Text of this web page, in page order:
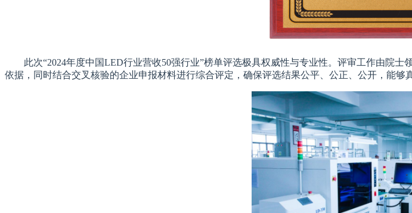
此次“2024年度中国LED行业营收50强行业”榜单评选极具权威性与专业性。评审工作由院
依据，同时结合交叉核验的企业申报材料进行综合评定，确保评选结果公平、公正、公开，能够